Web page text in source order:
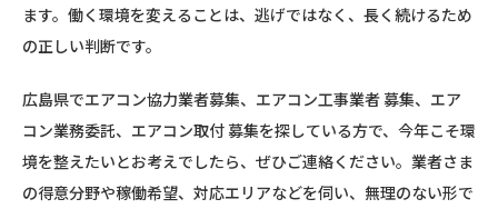
ます。働く環境を変えることは、逃げではなく、長く続けるため
の正しい判断です。
広島県でエアコン協力業者募集、エアコン工事業者 募集、エア
コン業務委託、エアコン取付 募集を探している方で、今年こそ環
境を整えたいとお考えでしたら、ぜひご連絡ください。業者さま
の得意分野や稼働希望、対応エリアなどを伺い、無理のない形で